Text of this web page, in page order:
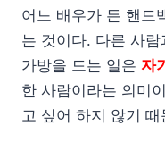
어느 배우가 든 핸드
는 것이다. 다른 사
가방을 드는 일은 자
한 사람이라는 의미
고 싶어 하지 않기 때